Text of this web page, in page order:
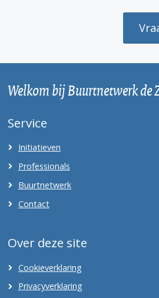
Welkom bij Buurtnetwerk de
Service
Initiatieven
Professionals
Buurtnetwerk
Contact
Over deze site
Cookieverklaring
Privacyverklaring